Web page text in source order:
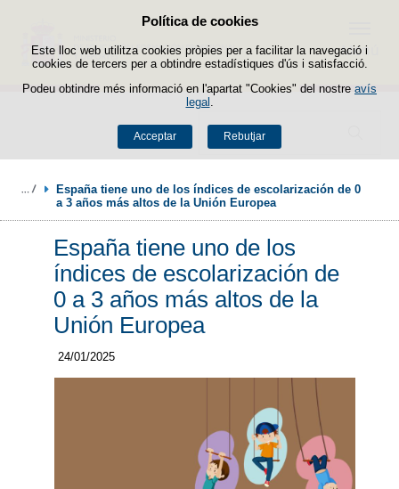
Política de cookies
Este lloc web utilitza cookies pròpies per a facilitar la navegació i
cookies de tercers per a obtindre estadístiques d'ús i satisfacció.
Podeu obtindre més informació en l'apartat "Cookies" del nostre avís
legal
Acceptar Rebutjar
Passar al contingut
Buscador
Menú
España tiene uno de los índices de escolarización de 0
a 3 años más altos de la Unión Europea
España tiene uno de los
índices de escolarización de
0 a 3 años más altos de la
Unión Europea
24/01/2025